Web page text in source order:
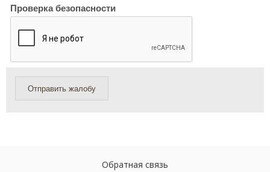
Проверка безопасности
Отправить жалобу
Обратная связь